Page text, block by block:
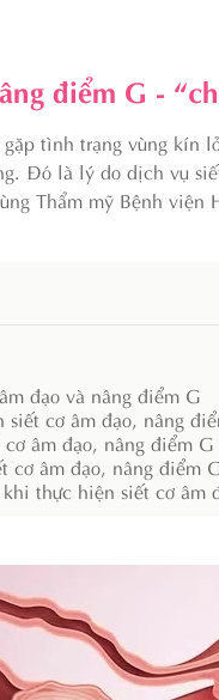
điểm G -
tình trạng vùng kín
Đó là lý do dịch vụ
Thẩm mỹ Bệnh
đạo và nâng điểm G
cơ âm đạo, nâng
âm đạo, nâng điểm
cơ âm đạo, nâng điểm
thực hiện siết cơ âm